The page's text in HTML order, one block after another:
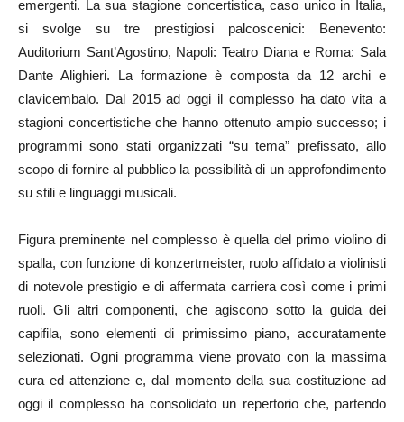
emergenti. La sua stagione concertistica, caso unico in Italia,
si svolge su tre prestigiosi palcoscenici: Benevento:
Auditorium Sant’Agostino, Napoli: Teatro Diana e Roma: Sala
Dante Alighieri. La formazione è composta da 12 archi e
clavicembalo. Dal 2015 ad oggi il complesso ha dato vita a
stagioni concertistiche che hanno ottenuto ampio successo; i
programmi sono stati organizzati “su tema” prefissato, allo
scopo di fornire al pubblico la possibilità di un approfondimento
su stili e linguaggi musicali.
Figura preminente nel complesso è quella del primo violino di
spalla, con funzione di konzertmeister, ruolo affidato a violinisti
di notevole prestigio e di affermata carriera così come i primi
ruoli. Gli altri componenti, che agiscono sotto la guida dei
capifila, sono elementi di primissimo piano, accuratamente
selezionati. Ogni programma viene provato con la massima
cura ed attenzione e, dal momento della sua costituzione ad
oggi il complesso ha consolidato un repertorio che, partendo